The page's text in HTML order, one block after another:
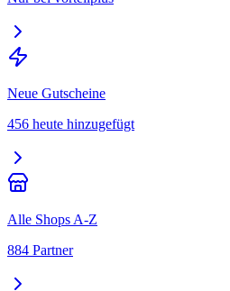
Neue Gutscheine
456 heute hinzugefügt
Alle Shops A-Z
884 Partner